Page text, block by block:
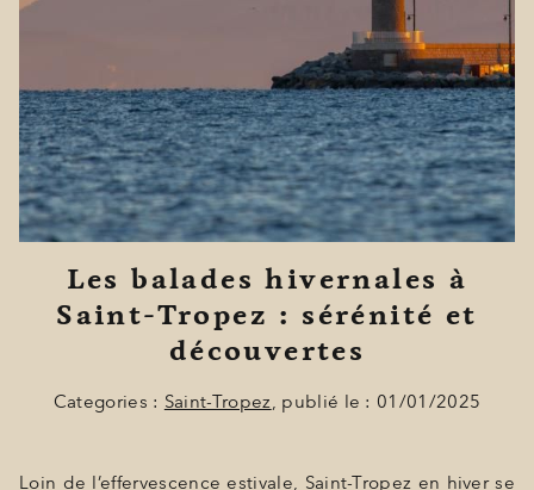
BONS CADEAUX
ÉVÈNEMENTS
PHOTOS
SITUATION
PROGRAMMATION
OFFRES
Les balades hivernales à
Saint-Tropez : sérénité et
découvertes
Categories : Saint-Tropez, publié le : 01/01/2025
Loin de l’effervescence estivale, Saint-Tropez en hiver se